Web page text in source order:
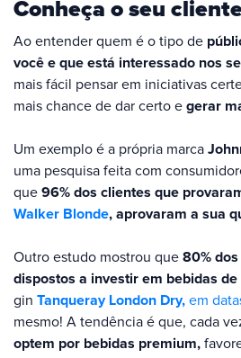
Conheça o seu
Ao entender quem é o tipo de
você e que está interessado nos
mais fácil pensar em iniciativas
mais chance de dar certo e gerar
Um exemplo é a própria marca
uma pesquisa feita com
que 96% dos clientes que
Walker Blonde, aprovaram a sua
Outro estudo mostrou que 80%
dispostos a investir em bebidas
gin Tanqueray London Dry, em
mesmo! A tendência é que, cada
optem por bebidas premium,